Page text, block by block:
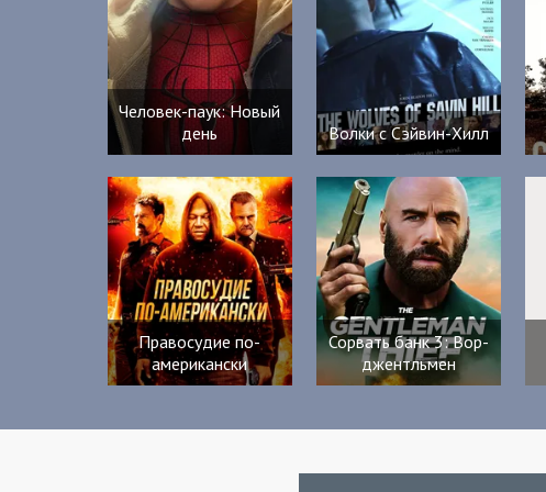
Человек-паук: Новый
день
Волки с Сэйвин-Хилл
Правосудие по-
американски
Сорвать банк 3: Вор-
джентльмен